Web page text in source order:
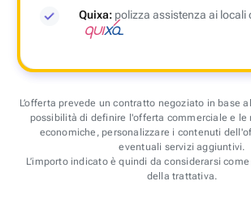
Quixa: polizza assistenza ai locali
L’offerta prevede un contratto negoziato in base
possibilità di definire l'offerta commerciale e le
economiche, personalizzare i contenuti
eventuali servizi aggiuntivi.
L’importo indicato è quindi da considerarsi
della trattativa.